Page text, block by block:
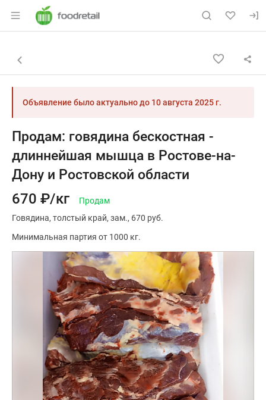
Раздел навигации по сайту
Объявление: Продам:
Навигация и управление объявлением
Назад к списку объявлений
Объявление было актуально до 10 августа 2025 г.
Продам: говядина бескостная -
длиннейшая мышца в Ростове-на-
Дону и Ростовской области
670 ₽/кг
Продам
Говядина толстый край зам. 670 руб.
Минимальная партия от 1000 кг.